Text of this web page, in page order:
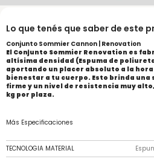
Lo que tenés que saber de este
Conjunto Sommier Cannon | Renovation
El Conjunto Sommier Renovation es
altísima densidad (Espuma de
aportando un placer absoluto a la
bienestar a tu cuerpo. Esto brinda una
firme y un nivel de resistencia muy
kg por plaza.
Más Especificaciones
TECNOLOGIA MATERIAL